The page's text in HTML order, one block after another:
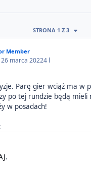
STRONA 1 Z 3
Member
26 marca 20224 l
Parę gier wciąż ma w
po tej rundzie będą mieli
w posadach!
.